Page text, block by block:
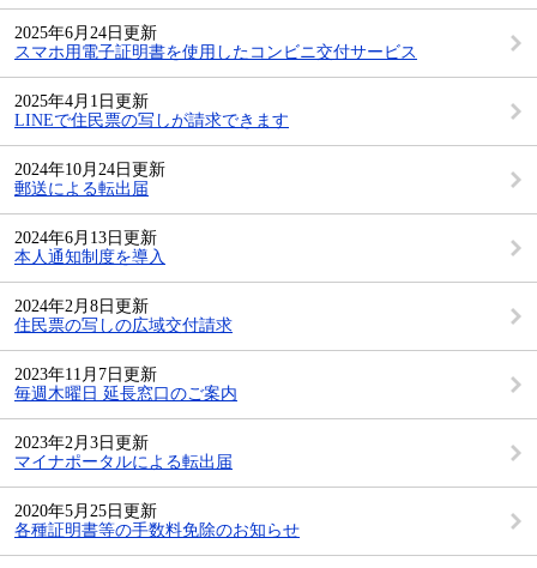
2025年6月24日更新
スマホ用電子証明書を使用したコンビニ交付サービス
2025年4月1日更新
LINEで住民票の写しが請求できます
2024年10月24日更新
郵送による転出届
2024年6月13日更新
本人通知制度を導入
2024年2月8日更新
住民票の写しの広域交付請求
2023年11月7日更新
毎週木曜日 延長窓口のご案内
2023年2月3日更新
マイナポータルによる転出届
2020年5月25日更新
各種証明書等の手数料免除のお知らせ